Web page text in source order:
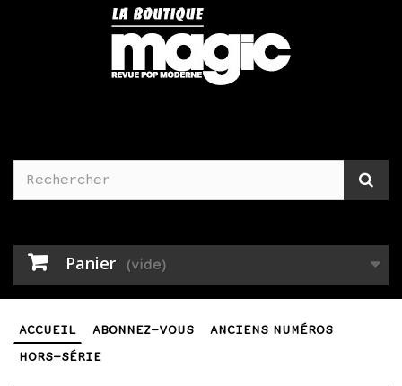
Panier (vide)
ACCUEIL ABONNEZ-VOUS
ANCIENS NUMÉROS
HORS-SÉRIE